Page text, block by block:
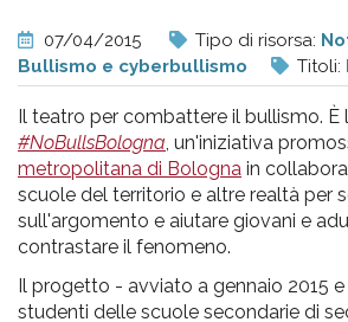
e
analisi
pr
l'infanzia
07/04/2015 Tipo di risorsa:
Bullismo e cyberbullismo
Titoli:
Il teatro per combattere il bullismo.
#NoBullsBologna, un'iniziativa
metropolitana di Bologna in
scuole del territorio e altre realtà per
sull'argomento e aiutare giovani e
contrastare il fenomeno.
Il progetto - avviato a gennaio 2015
studenti delle scuole secondarie di